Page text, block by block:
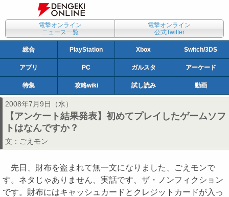
電撃オンライン
ニュース一覧
電撃オンライン
公式Twitter
総合 PlayStation Xbox Switch/3DS
アプリ PC ガルスタ アーケード
特集 攻略wiki 試し読み 動画
2008年7月9日（水）
【アンケート結果発表】初めてプレイしたゲームソフ
トはなんですか？
文： ごえモン
先日、財布を盗まれて無一文になりました、ごえモンで
す。ネタじゃありません、実話です、ザ・ノンフィクション
です。財布にはキャッシュカードとクレジットカードが入っ